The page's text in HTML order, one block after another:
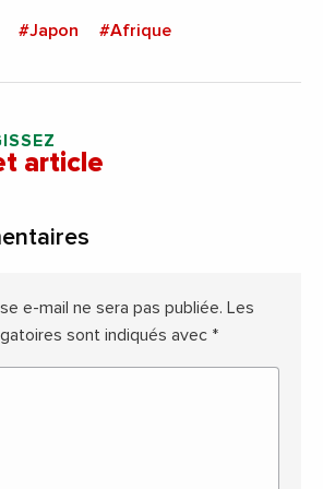
#Japon #Afrique
article
e-mail ne sera pas publiée. Les
sont indiqués avec *